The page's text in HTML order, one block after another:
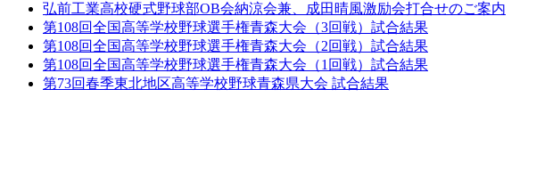
弘前工業高校硬式野球部OB会納涼会兼、成田晴風激励会打合せのご案内
第108回全国高等学校野球選手権青森大会（3回戦）試合結果
第108回全国高等学校野球選手権青森大会（2回戦）試合結果
第108回全国高等学校野球選手権青森大会（1回戦）試合結果
第73回春季東北地区高等学校野球青森県大会 試合結果